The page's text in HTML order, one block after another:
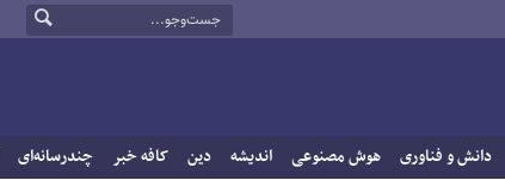
دانش و فناوری هوش مصنوعی اندیشه دین کافه خبر چندرسانه‌ای